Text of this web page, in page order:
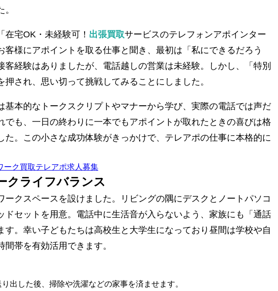
宅OK・未経験可！ 出張買取サービスのテレフォンアポインター
様にアポイントを取る仕事と聞き、最初は「私にできるだろう
経験はありましたが、電話越しの営業は未経験。しかし、「特別
され、思い切って挑戦してみることにしました。
本的なトークスクリプトやマナーから学び、実際の電話では声だ
も、一日の終わりに一本でもアポイントが取れたときの喜びは格
。この小さな成功体験がきっかけで、テレアポの仕事に本格的に
クライフバランス
クスペースを設けました。リビングの隅にデスクとノートパソコ
ドセットを用意。電話中に生活音が入らないよう、家族にも「通話
。幸い子どもたちは高校生と大学生になっており昼間は学校や自
帯を有効活用できます。
出した後、掃除や洗濯などの家事を済ませます。